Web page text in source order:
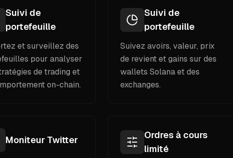
Suivi de
portefeuille
et surveillez des
pour analyser
de trading et
on-chain.
Suivi de
portefeuille
Suivez avoirs, valeur, prix
de revient et gains sur des
wallets Solana et des
exchanges.
Moniteur Twitter
Ordres à cours
limité